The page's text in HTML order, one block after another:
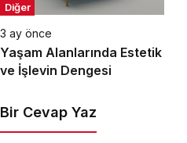
Diğer
3 ay önce
Yaşam Alanlarında Estetik
ve İşlevin Dengesi
Bir Cevap Yaz